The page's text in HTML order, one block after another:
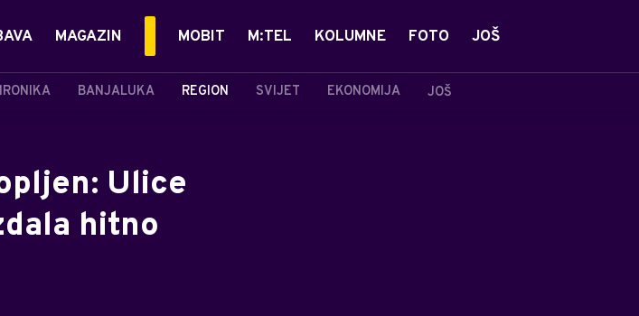
BANJALUKA REGION SVIJET EKONOMIJA JOŠ
MAGAZIN MOBIT M:TEL KOLUMNE FOTO JOŠ
Ulice
hitno